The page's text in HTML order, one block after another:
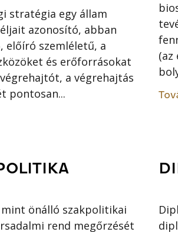
stratégia egy állam
azonosító, abban
előíró szemléletű, a
és erőforrásokat
a végrehajtás
pontosan...
(az
önálló szakpolitikai
rend megőrzését